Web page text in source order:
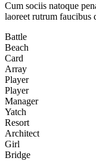
Cum sociis natoque
laoreet rutrum faucibus
Battle
Beach
Card
Array
Player
Player
Manager
Yatch
Resort
Architect
Girl
Bridge